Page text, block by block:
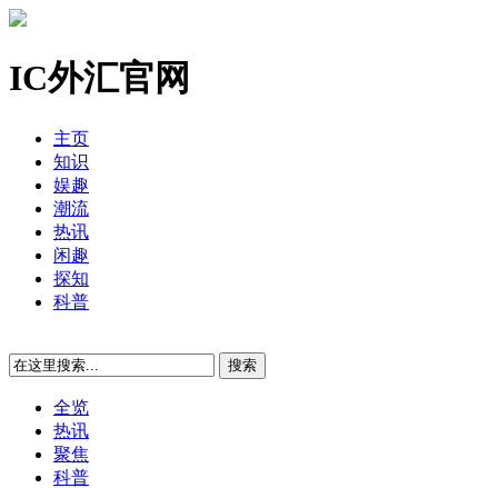
IC外汇官网
主页
知识
娱趣
潮流
热讯
闲趣
探知
科普
全览
热讯
聚焦
科普